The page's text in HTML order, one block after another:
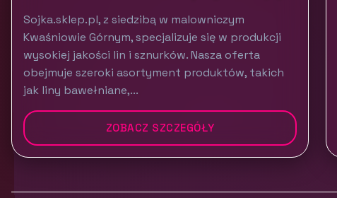
Sojka.sklep.pl, z siedzibą w malowniczym
Kwaśniowie Górnym, specjalizuje się w produkcji
wysokiej jakości lin i sznurków. Nasza oferta
obejmuje szeroki asortyment produktów, takich
jak liny bawełniane,...
ZOBACZ SZCZEGÓŁY